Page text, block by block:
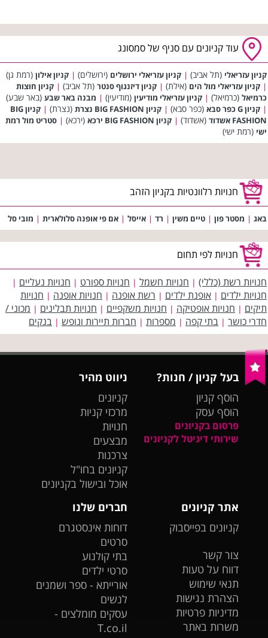
עוד קניונים עם סניף של סמסונג
קניון עזריאלי (תל אביב) | קניון עזריאלי ירושלים (ירושלים) | קניון אילון (רמת גן)
| קניון עזריאלי מול הים (אילת) | קניון דיזנגוף סנטר (תל אביב) | קניון חוצות
כרמיאל (כרמיאל) | קניון עזריאלי מודיעין (מודיעין) | מבנה באר שבע (באר שבע)
| קניון G כפר סבא (כפר סבא) | קניון BIG FASHION נצרת (נצרת) |
קניון BIG
FASHION אשדוד
(אשדוד) | קניון BIG FASHION ירכא (ירכא) | סטריט מול רמת
ישי (רמת ישי)
חנויות רלוונטיות בקניון הזהב
באג | מסטר פון | טיים משין | רד | אייסל | אם פי אופנה סלולארית | מובי סל
חנויות לפי תחום
חנויות רשת (כללי) | חנויות חשמל | חנויות ספורט | חנויות נעליים |
חנויות ילדים | אופנת ילדים | רשת אופנה | חנויות אופנה | חנויות
תיקים | חנויות אופטיקה | חנויות משקפיים | חנויות תבלינים | מכוני /
חדרי כושר | בתי קפה | מספרות | חברות תיירות ונופש | בנקים
בעל קניון / חנות?
הוסף קניון
הוסף עסק
פרסום בקניונים
שירותי דיגיטל לקניונים
ניווט מהיר
קניונים
מרכזי קניות
חנויות
מבצעים
צרכנות
קניונים בחו"ל
אוכל ובישול בקניונים
אתר קניונים
קניונים בפייסבוק
צור קשר
דווח על טעות
תנאי שימוש
הצהרת נגישות
מדיניות פרטיות
משרות באתר
חברים שלנו
דוחות אינסטגרם
סרטים
בתי קולנוע
סרטי ילדים
אורייתא - ספר ושמנים
לנשים
עסקים מומלצים -
T.co.il